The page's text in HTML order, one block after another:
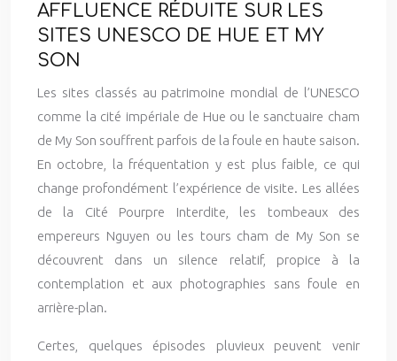
AFFLUENCE RÉDUITE SUR LES
SITES UNESCO DE HUE ET MY
SON
Les sites classés au patrimoine mondial de l’UNESCO
comme la cité impériale de Hue ou le sanctuaire cham
de My Son souffrent parfois de la foule en haute saison.
En octobre, la fréquentation y est plus faible, ce qui
change profondément l’expérience de visite. Les allées
de la Cité Pourpre Interdite, les tombeaux des
empereurs Nguyen ou les tours cham de My Son se
découvrent dans un silence relatif, propice à la
contemplation et aux photographies sans foule en
arrière-plan.
Certes, quelques épisodes pluvieux peuvent venir